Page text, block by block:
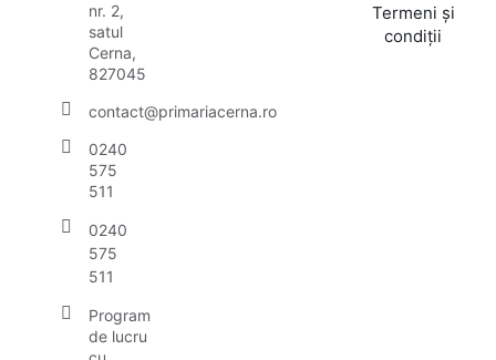
nr. 2,
satul
Cerna,
827045
contact@primariacerna.ro
0240
575
511
0240
575
511
Program
de lucru
Termeni și
condiții